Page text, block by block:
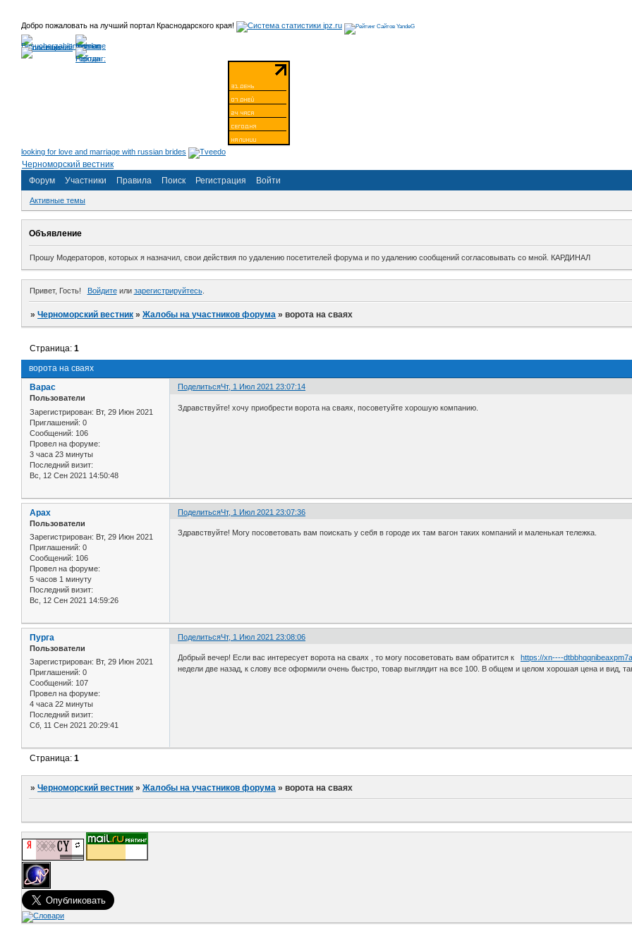
Добро пожаловать на лучший портал Краснодарского края!
looking for love and marriage with russian brides
Черноморский вестник
Форум
Участники Правила Поиск Регистрация Войти
Активные темы
Объявление
Прошу Модераторов, которых я назначил, свои действия по удалению посетителей форума и по удалению сообщений согласовывать со мной. КАРДИНАЛ
Привет, Гость! Войдитеили зарегистрируйтесь.
»Черноморский вестник »Жалобы на участников форума »ворота на сваях
ворота на сваях
Страница:1
ПоделитьсяЧт, 1 Июл 2021 23:07:14
Варас
Пользователи
Зарегистрирован: Вт, 29 Июн 2021
Приглашений: 0
Сообщений: 106
Провел на форуме:
3 часа 23 минуты
Последний визит:
Вс, 12 Сен 2021 14:50:48
Здравствуйте! хочу приобрести ворота на сваях, посоветуйте хорошую компанию.
ПоделитьсяЧт, 1 Июл 2021 23:07:36
Арах
Пользователи
Зарегистрирован: Вт, 29 Июн 2021
Приглашений: 0
Сообщений: 106
Провел на форуме:
5 часов 1 минуту
Последний визит:
Вс, 12 Сен 2021 14:59:26
Здравствуйте! Могу посоветовать вам поискать у себя в городе их там вагон таких компаний и маленькая тележка.
ПоделитьсяЧт, 1 Июл 2021 23:08:06
Пурга
Пользователи
Зарегистрирован: Вт, 29 Июн 2021
Приглашений: 0
Сообщений: 107
Провел на форуме:
4 часа 22 минуты
Последний визит:
Сб, 11 Сен 2021 20:29:41
Добрый вечер! Если вас интересует ворота на сваях , то могу посоветовать вам обратится к https://xn----
недели две назад, к слову все оформили очень быстро, товар выглядит на все 100. В общем и целом хорошая цена и вид,
Страница:1
»Черноморский вестник »Жалобы на участников форума »ворота на сваях